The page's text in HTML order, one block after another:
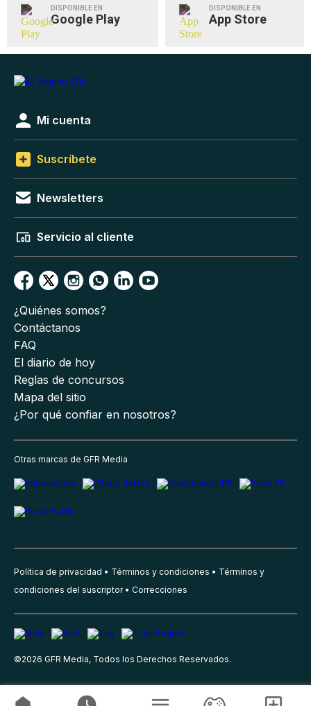
DISPONIBLE EN
Google Play
DISPONIBLE EN
App Store
Mi cuenta
Suscríbete
Newsletters
Servicio al cliente
¿Quiénes somos?
Contáctanos
FAQ
El diario de hoy
Reglas de concursos
Mapa del sitio
¿Por qué confiar en nosotros?
Otras marcas de GFR Media
Política de privacidad Términos y condiciones
Términos y
condiciones del suscriptor
Correcciones
©2026 GFR Media, Todos los Derechos Reservados.